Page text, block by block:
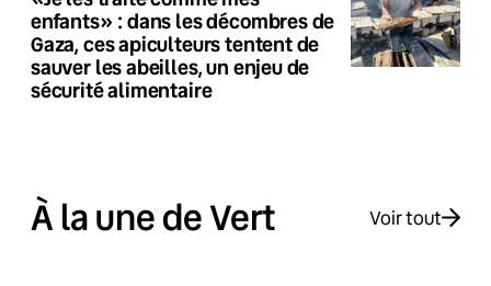
enfants» : dans les décombres de
Gaza, ces apiculteurs tentent de
sauver les abeilles, un enjeu de
sécurité alimentaire
À la une de Vert Voir tout